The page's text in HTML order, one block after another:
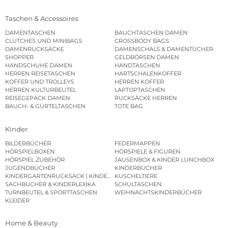
Taschen & Accessoires
DAMENTASCHEN
BAUCHTASCHEN DAMEN
CLUTCHES UND MINIBAGS
CROSSBODY BAGS
DAMENRUCKSÄCKE
DAMENSCHALS & DAMENTÜCHER
SHOPPER
GELDBÖRSEN DAMEN
HANDSCHUHE DAMEN
HANDTASCHEN
HERREN REISETASCHEN
HARTSCHALENKOFFER
KOFFER UND TROLLEYS
HERREN KOFFER
HERREN KULTURBEUTEL
LAPTOPTASCHEN
REISEGEPÄCK DAMEN
RUCKSÄCKE HERREN
BAUCH- & GÜRTELTASCHEN
TOTE BAG
Kinder
BILDERBÜCHER
FEDERMAPPEN
HÖRSPIELBOXEN
HÖRSPIELE & FIGUREN
HÖRSPIEL ZUBEHÖR
JAUSENBOX & KINDER LUNCHBOX
JUGENDBÜCHER
KINDERBÜCHER
KINDERGARTENRUCKSACK | KINDERGARTENBEUTEL
KUSCHELTIERE
SACHBÜCHER & KINDERLEXIKA
SCHULTASCHEN
TURNBEUTEL & SPORTTASCHEN
WEIHNACHTSKINDERBÜCHER
KLEIDER
Home & Beauty